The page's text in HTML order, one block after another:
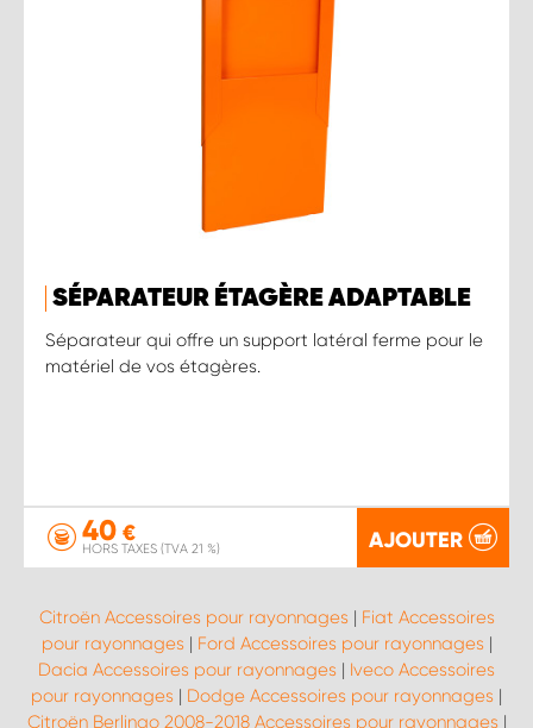
SÉPARATEUR ÉTAGÈRE ADAPTABLE
Séparateur qui offre un support latéral ferme pour le
matériel de vos étagères.
40 €
HORS TAXES (TVA 21 %) AJOUTER
Citroën Accessoires pour rayonnages | Fiat Accessoires
pour rayonnages | Ford Accessoires pour rayonnages |
Dacia Accessoires pour rayonnages | Iveco Accessoires
pour rayonnages | Dodge Accessoires pour rayonnages |
Citroën Berlingo 2008-2018 Accessoires pour rayonnages |